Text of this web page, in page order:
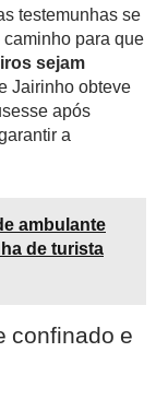
testemunhas se
para que
sejam
Jairinho obteve
após
a
ambulante
de turista
confinado e